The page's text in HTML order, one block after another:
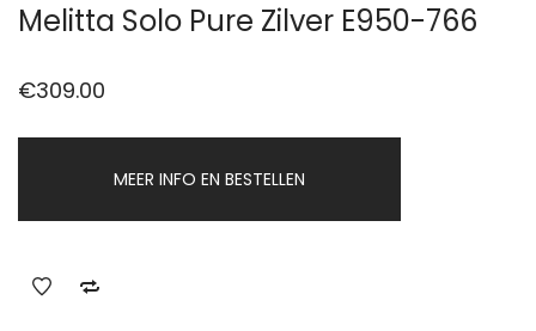
Melitta Solo Pure Zilver E950-766
€309.00
MEER INFO EN BESTELLEN